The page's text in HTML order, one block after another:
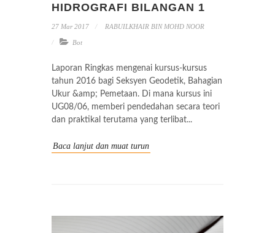
HIDROGRAFI BILANGAN 1
27 Mar 2017 RABUILKHAIR BIN MOHD NOOR
Bot
Laporan Ringkas mengenai kursus-kursus
tahun 2016 bagi Seksyen Geodetik, Bahagian
Ukur &amp; Pemetaan. Di mana kursus ini
UG08/06, memberi pendedahan secara teori
dan praktikal terutama yang terlibat...
Baca lanjut dan muat turun